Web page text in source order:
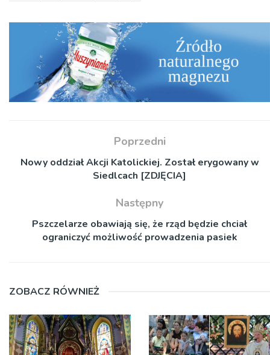
Poprzedni
Nowy oddział Akcji Katolickiej. Został erygowany w
Siedlcach [ZDJĘCIA]
Następny
Pszczelarze obawiają się, że rząd będzie chciał
ograniczyć możliwość prowadzenia pasiek
ZOBACZ RÓWNIEŻ